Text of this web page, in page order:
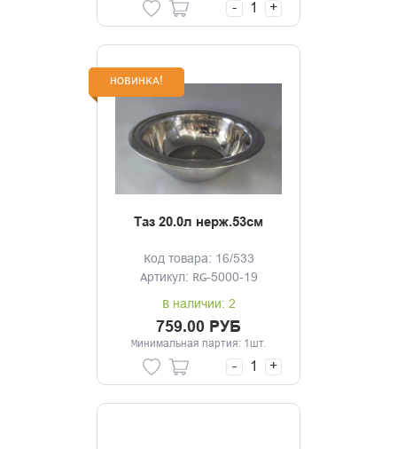
- +
НОВИНКА!
Таз 20.0л нерж.53см
Код товара: 16/533
Артикул: RG-5000-19
В наличии: 2
759.00 РУБ
Минимальная партия: 1шт.
- +